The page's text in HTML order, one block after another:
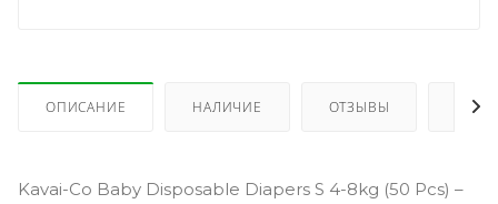
ОПИСАНИЕ НАЛИЧИЕ ОТЗЫВЫ КАК
Kavai-Co Baby Disposable Diapers S 4-8kg (50 Pcs) –